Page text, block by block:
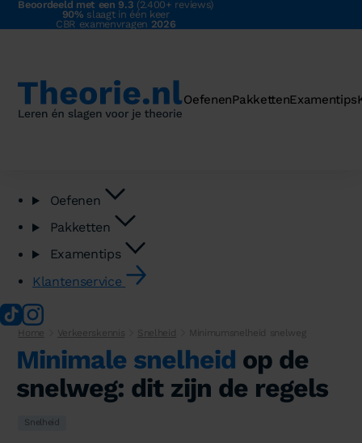
Beoordeeld met een 9.3 (2.400+ reviews)
90% slaagt in één keer
CBR examenvragen 2026
OefenenPakkettenExamentips
Oefenen
Pakketten
Examentips
Klantenservice
Home Verkeerskennis Snelheid Minimumsnelheid snelweg
Minimale snelheid op de
snelweg: dit zijn de regels
Snelheid